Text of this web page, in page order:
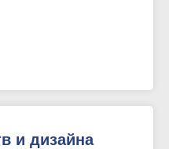
и дизайна